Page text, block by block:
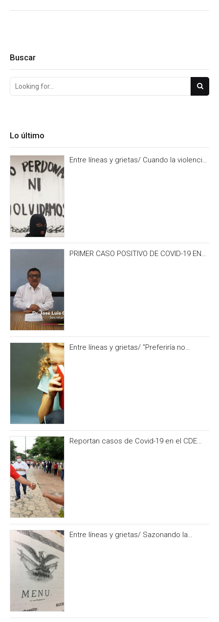
Buscar
Lo último
Entre líneas y grietas/ Cuando la violencia
PRIMER CASO POSITIVO DE COVID-19 EN
Entre líneas y grietas/ "Preferiría no
Reportan casos de Covid-19 en el CDE
Entre líneas y grietas/ Sazonando la